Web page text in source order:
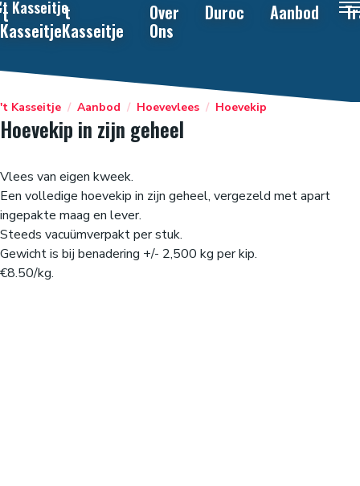
't Kasseitje
't
Kasseitje
't
Kasseitje
Over
Ons
Duroc Aanbod
't Kasseitje / Aanbod / Hoevevlees / Hoevekip
Hoevekip in zijn geheel
Vlees van eigen kweek.
Een volledige hoevekip in zijn geheel, vergezeld met apart
ingepakte maag en lever.
Steeds vacuümverpakt per stuk.
Gewicht is bij benadering +/- 2,500 kg per kip.
€8.50/kg.